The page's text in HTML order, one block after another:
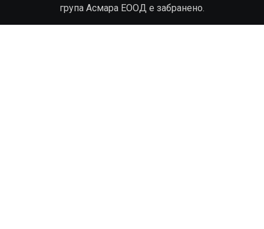
група Асмара ЕООД е забранено.